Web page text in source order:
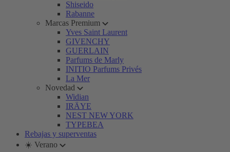
Shiseido
Rabanne
Marcas Premium
Yves Saint Laurent
GIVENCHY
GUERLAIN
Parfums de Marly
INITIO Parfums Privés
La Mer
Novedad
Widian
IRÄYE
NEST NEW YORK
TYPEBEA
Rebajas y superventas
☀️ Verano